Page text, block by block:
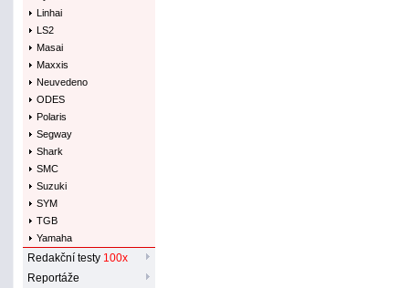
Linhai
LS2
Masai
Maxxis
Neuvedeno
ODES
Polaris
Segway
Shark
SMC
Suzuki
SYM
TGB
Yamaha
Redakční testy 100x
Reportáže